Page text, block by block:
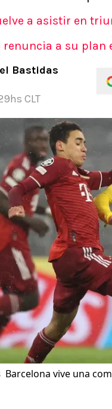
a asistir en
a su plan
Bastidas
CLT
Barcelona vive una